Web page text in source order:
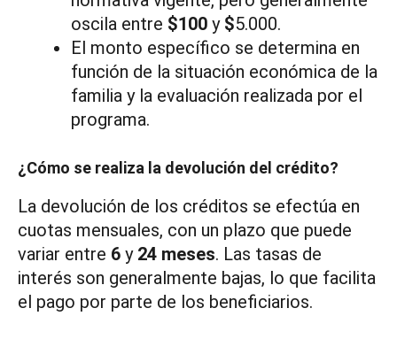
oscila entre $100 y $5.000.
El monto específico se determina en
función de la situación económica de la
familia y la evaluación realizada por el
programa.
¿Cómo se realiza la devolución del crédito?
La devolución de los créditos se efectúa en
cuotas mensuales, con un plazo que puede
variar entre 6 y 24 meses. Las tasas de
interés son generalmente bajas, lo que facilita
el pago por parte de los beneficiarios.